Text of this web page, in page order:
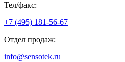
Тел/факс:
+7 (495) 181-56-67
Отдел продаж:
info@sensotek.ru